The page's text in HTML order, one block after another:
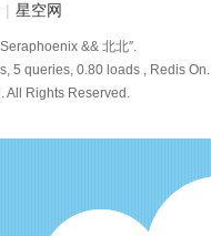
| 星空网
&& 北北″.
5 queries, 0.80 loads , Redis On.
All Rights Reserved.